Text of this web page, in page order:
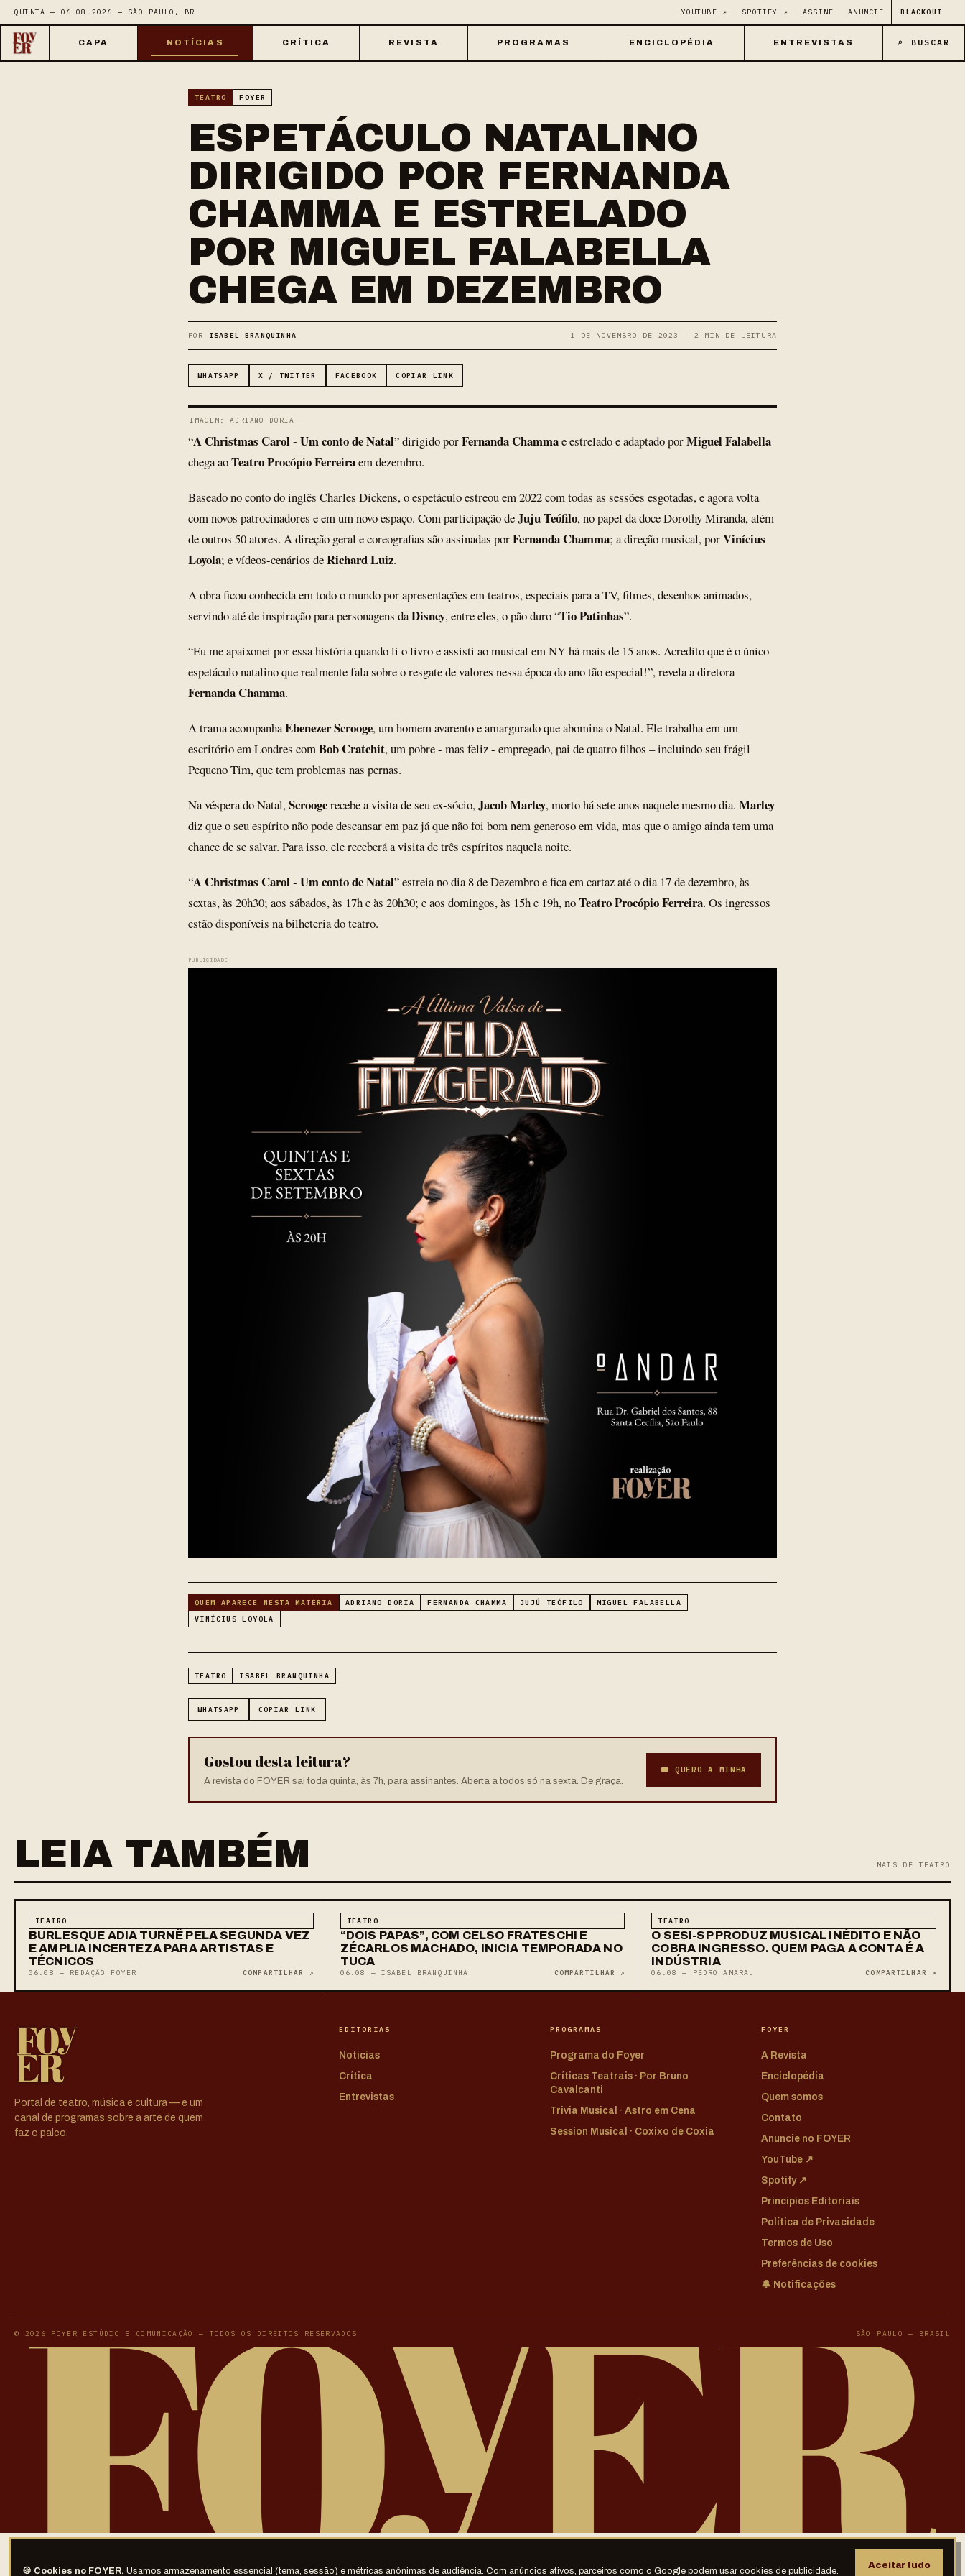
🍪 Cookies no FOYER. Usamos armazenamento essencial (tema, sessão) e métricas anônimas de audiência. Com anúncios ativos, parceiros como o Google podem usar cookies de publicidade.
Aceitar tudo
QUINTA — 06.08.2026 — SÃO PAULO, BR YOUTUBE ↗ SPOTIFY ↗ ASSINE ANUNCIE BLACKOUT
CAPA NOTÍCIAS CRÍTICA REVISTA PROGRAMAS ENCICLOPÉDIA ENTREVISTAS ⌕ BUSCAR
TEATRO FOYER
ESPETÁCULO NATALINO
DIRIGIDO POR FERNANDA
CHAMMA E ESTRELADO
POR MIGUEL FALABELLA
CHEGA EM DEZEMBRO
POR ISABEL BRANQUINHA 1 DE NOVEMBRO DE 2023 · 2 MIN DE LEITURA
WHATSAPP X / TWITTER FACEBOOK COPIAR LINK
IMAGEM: ADRIANO DORIA
“A Christmas Carol - Um conto de Natal” dirigido porFernanda Chammae estrelado e adaptado porMiguel Falabella
chega aoTeatro Procópio Ferreiraem dezembro.
Baseado no conto do inglês Charles Dickens, o espetáculo estreou em 2022 com todas as sessões esgotadas, e agora volta
com novos patrocinadores e em um novo espaço. Com participação deJuju Teófilo, no papel da doce Dorothy Miranda, além
de outros 50 atores. A direção geral e coreografias são assinadas porFernanda Chamma; a direção musical, porVinícius
Loyola; e vídeos-cenários deRichard Luiz.
A obra ficou conhecida em todo o mundo por apresentações em teatros, especiais para a TV, filmes, desenhos animados,
servindo até de inspiração para personagens daDisney, entre eles, o pão duro “Tio Patinhas”.
“Eu me apaixonei por essa história quando li o livro e assisti ao musical em NY há mais de 15 anos. Acredito que é o único
espetáculo natalino que realmente fala sobre o resgate de valores nessa época do ano tão especial!”, revela a diretora
Fernanda Chamma.
A trama acompanhaEbenezer Scrooge, um homem avarento e amargurado que abomina o Natal. Ele trabalha em um
escritório em Londres comBob Cratchit, um pobre - mas feliz - empregado, pai de quatro filhos – incluindo seu frágil
Pequeno Tim, que tem problemas nas pernas.
Na véspera do Natal,Scroogerecebe a visita de seu ex-sócio,Jacob Marley, morto há sete anos naquele mesmo dia. Marley
diz que o seu espírito não pode descansar em paz já que não foi bom nem generoso em vida, mas que o amigo ainda tem uma
chance de se salvar. Para isso, ele receberá a visita de três espíritos naquela noite.
“A Christmas Carol - Um conto de Natal” estreia no dia 8 de Dezembro e fica em cartaz até o dia 17 de dezembro, às
sextas, às 20h30; aos sábados, às 17h e às 20h30; e aos domingos, às 15h e 19h, noTeatro Procópio Ferreira. Os ingressos
estão disponíveis na bilheteria do teatro.
PUBLICIDADE
QUEM APARECE NESTA MATÉRIA ADRIANO DORIA FERNANDA CHAMMA JUJÚ TEÓFILO
MIGUEL FALABELLA
VINÍCIUS LOYOLA
TEATRO ISABEL BRANQUINHA
WHATSAPP COPIAR LINK
Gostou desta leitura?
A revista do FOYER sai toda quinta, às 7h, para assinantes. Aberta a todos só na sexta. De graça.
🎟 QUERO A MINHA
LEIA TAMBÉM MAIS DE TEATRO
TEATRO
BURLESQUE ADIA TURNÊ PELA SEGUNDA VEZ
E AMPLIA INCERTEZA PARA ARTISTAS E
TÉCNICOS
06.08 — REDAÇÃO FOYER COMPARTILHAR ↗
TEATRO
“DOIS PAPAS”, COM CELSO FRATESCHI E
ZÉCARLOS MACHADO, INICIA TEMPORADA NO
TUCA
06.08 — ISABEL BRANQUINHA COMPARTILHAR ↗
TEATRO
O SESI-SP PRODUZ MUSICAL INÉDITO E NÃO
COBRA INGRESSO. QUEM PAGA A CONTA É A
INDÚSTRIA
06.08 — PEDRO AMARAL COMPARTILHAR ↗
Portal de teatro, música e cultura — e um
canal de programas sobre a arte de quem
faz o palco.
EDITORIAS
Notícias
Crítica
Entrevistas
PROGRAMAS
Programa do Foyer
Críticas Teatrais · Por Bruno
Cavalcanti
Trivia Musical · Astro em Cena
Session Musical · Coxixo de Coxia
FOYER
A Revista
Enciclopédia
Quem somos
Contato
Anuncie no FOYER
YouTube ↗
Spotify ↗
Princípios Editoriais
Política de Privacidade
Termos de Uso
Preferências de cookies
🔔 Notificações
© 2026 FOYER ESTÚDIO E COMUNICAÇÃO — TODOS OS DIREITOS RESERVADOS SÃO PAULO — BRASIL